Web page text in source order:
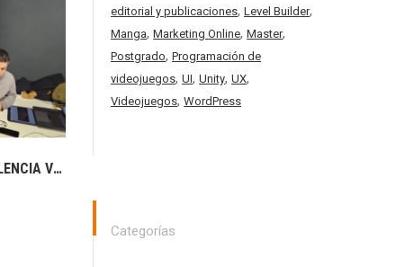
LA DIRECTIVA DE BERKLEE VALENCIA VISITA ESAT VALENCIA
editorial y publicaciones, Level Builder,
Manga, Marketing Online, Master,
Postgrado, Programación de
videojuegos, UI, Unity, UX,
Videojuegos, WordPress
Categorías